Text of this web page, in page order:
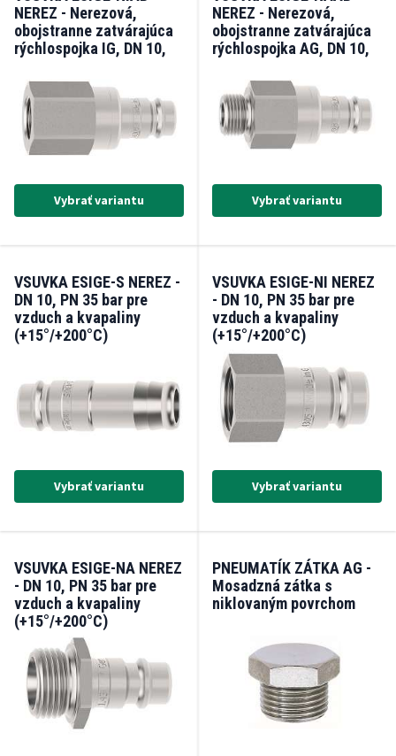
NEREZ - Nerezová,
obojstranne zatvárajúca
rýchlospojka IG, DN 10,
Vybrať variantu
NEREZ - Nerezová,
obojstranne zatvárajúca
rýchlospojka AG, DN 10,
Vybrať variantu
VSUVKA ESIGE-S NEREZ -
DN 10, PN 35 bar pre
vzduch a kvapaliny
(+15°/+200°C)
Vybrať variantu
VSUVKA ESIGE-NI NEREZ
- DN 10, PN 35 bar pre
vzduch a kvapaliny
(+15°/+200°C)
Vybrať variantu
VSUVKA ESIGE-NA NEREZ
- DN 10, PN 35 bar pre
vzduch a kvapaliny
(+15°/+200°C)
PNEUMATÍK ZÁTKA AG -
Mosadzná zátka s
niklovaným povrchom